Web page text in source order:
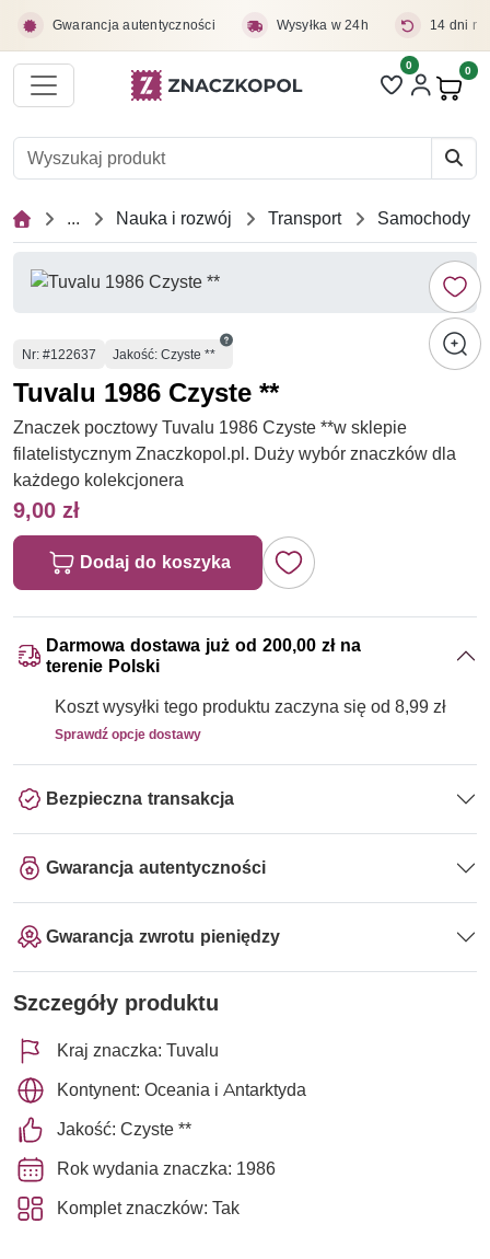
Gwarancja autentyczności Wysyłka w 24h 14 dni
Liczba pozycji
0 0
... Nauka i rozwój Transport Samochody
Numer
Nr: #122637 Jakość: Czyste **
Tuvalu 1986 Czyste **
Znaczek pocztowy Tuvalu 1986 Czyste **w sklepie
filatelistycznym Znaczkopol.pl. Duży wybór znaczków dla
każdego kolekcjonera
9,00 zł
Dodaj do koszyka
Darmowa dostawa już od 200,00 zł na
terenie Polski
Koszt wysyłki tego produktu zaczyna się od 8,99 zł
Sprawdź opcje dostawy
Bezpieczna transakcja
Gwarancja autentyczności
Gwarancja zwrotu pieniędzy
Szczegóły produktu
Kraj znaczka: Tuvalu
Kontynent: Oceania i Antarktyda
Jakość: Czyste **
Rok wydania znaczka: 1986
Komplet znaczków: Tak